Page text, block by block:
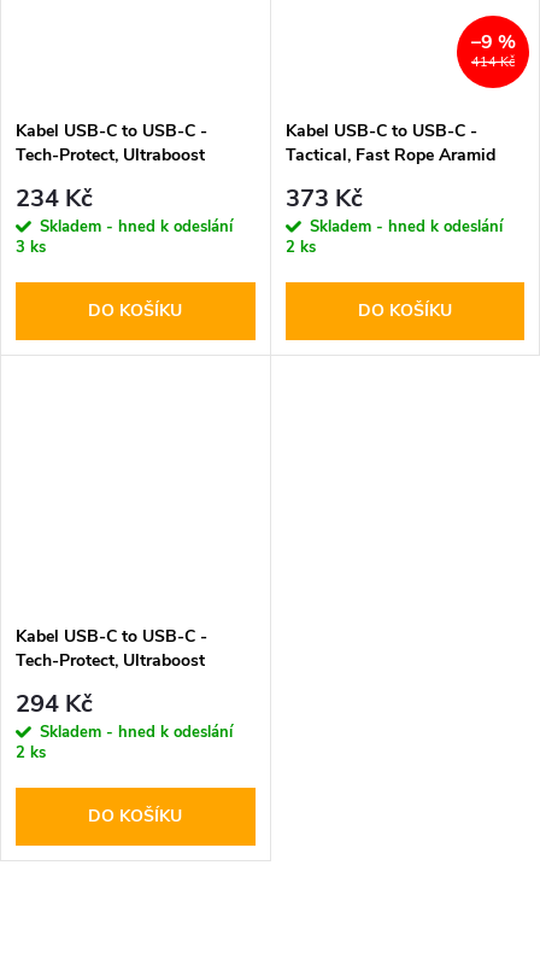
Kabel USB-C to USB-C -
Tech-Protect, Ultraboost
234 Kč
Skladem - hned k odeslání
3 ks
DO KOŠÍKU
414 Kč
–9 %
Kabel USB-C to USB-C -
Tactical, Fast Rope Aramid
373 Kč
Skladem - hned k odeslání
2 ks
DO KOŠÍKU
Kabel USB-C to USB-C -
Tech-Protect, Ultraboost
294 Kč
Skladem - hned k odeslání
2 ks
DO KOŠÍKU